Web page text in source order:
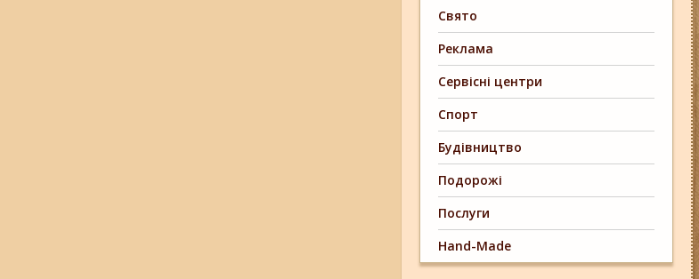
Свято
Реклама
Сервісні центри
Спорт
Будівництво
Подорожі
Послуги
Hand-Made